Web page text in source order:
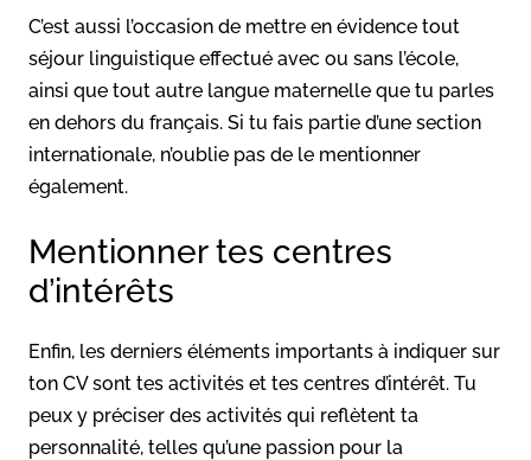
C’est aussi l’occasion de mettre en évidence tout
séjour linguistique effectué avec ou sans l’école,
ainsi que tout autre langue maternelle que tu parles
en dehors du français. Si tu fais partie d’une section
internationale, n’oublie pas de le mentionner
également.
Mentionner tes centres
d’intérêts
Enfin, les derniers éléments importants à indiquer sur
ton CV sont tes activités et tes centres d’intérêt. Tu
peux y préciser des activités qui reflètent ta
personnalité, telles qu’une passion pour la